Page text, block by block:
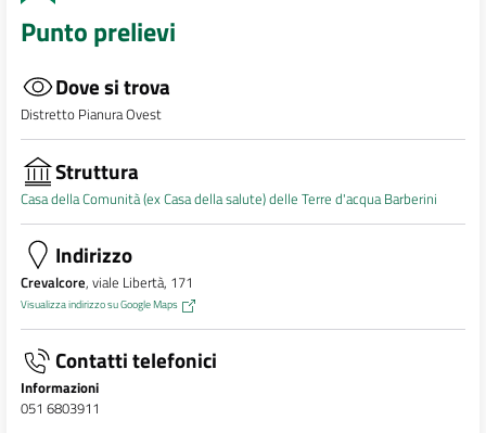
Punto prelievi
Dove si trova
Distretto Pianura Ovest
Struttura
Casa della Comunità (ex Casa della salute) delle Terre d'acqua Barberini
Indirizzo
Crevalcore, viale Libertà, 171
Visualizza indirizzo su Google Maps
Contatti telefonici
Informazioni
051 6803911